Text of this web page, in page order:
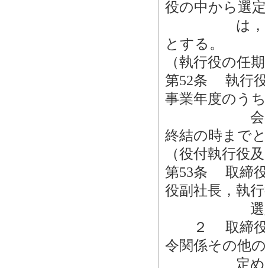
役の中から選
は，その
とする。
（執行役の任
第52条 執行
事業年度のう
会の終結
終結の時まで
（役付執行役
第53条 取締
役副社長，執
選定する
２ 取締役会
令関係その他
定めるこ